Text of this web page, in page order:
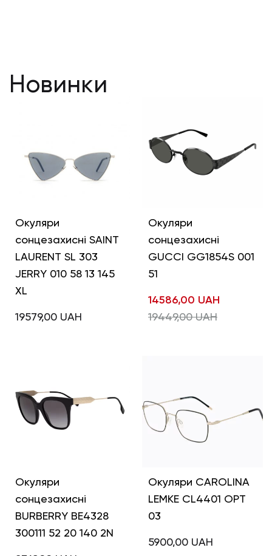
Новинки
Окуляри
сонцезахисні SAINT
LAURENT SL 303
JERRY 010 58 13 145
XL
19579,00 UAH
Окуляри
сонцезахисні
GUCCI GG1854S 001
51
14586,00 UAH
19449,00UAH
Окуляри
сонцезахисні
BURBERRY BE4328
300111 52 20 140 2N
Окуляри CAROLINA
LEMKE CL4401 OPT
03
5900,00 UAH